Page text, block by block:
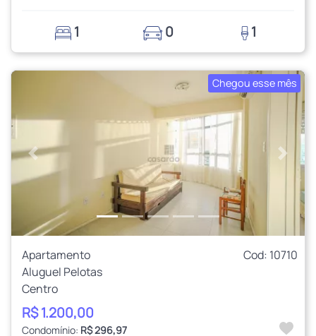
1 0 1
Chegou esse mês
Anterior
Apartamento
Cod: 10710
Aluguel Pelotas
Centro
R$ 1.200,00
Condomínio: R$ 296,97